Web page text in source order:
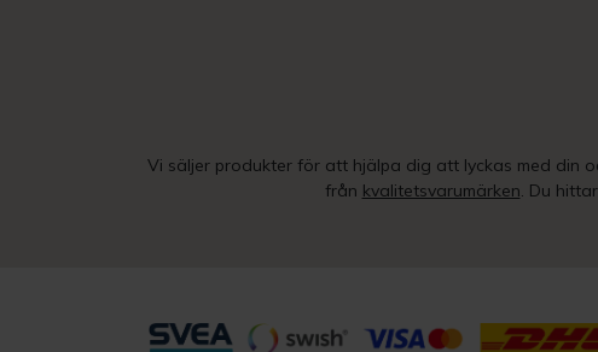
Vi säljer produkter för att hjälpa dig att lyckas med din
från kvalitetsvarumärken. Du